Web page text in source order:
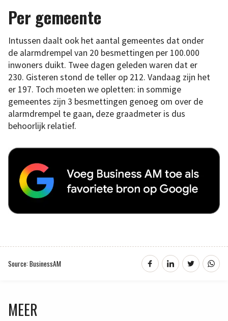
Per gemeente
Intussen daalt ook het aantal gemeentes dat onder
de alarmdrempel van 20 besmettingen per 100.000
inwoners duikt. Twee dagen geleden waren dat er
230. Gisteren stond de teller op 212. Vandaag zijn het
er 197. Toch moeten we opletten: in sommige
gemeentes zijn 3 besmettingen genoeg om over de
alarmdrempel te gaan, deze graadmeter is dus
behoorlijk relatief.
Source: BusinessAM
MEER